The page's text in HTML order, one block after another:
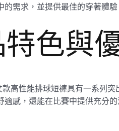
的需求，並提供最佳的穿著體驗
色與
款高性能排球短褲具有一系列
適感，還能在比賽中提供充分